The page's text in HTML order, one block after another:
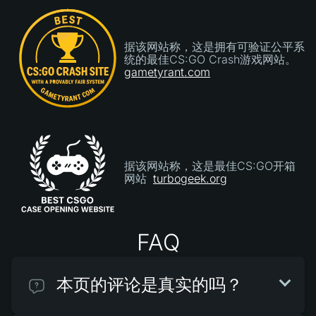
据该网站称，这是拥有可验证公平系
统的最佳CS:GO Crash游戏网站。
gametyrant.com
据该网站称，这是最佳CS:GO开箱
网站 turbogeek.org
FAQ
本页的评论是真实的吗？